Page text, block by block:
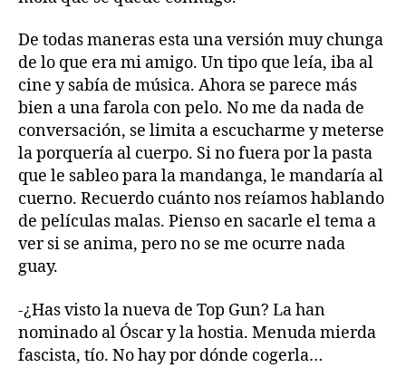
De todas maneras esta una versión muy chunga
de lo que era mi amigo. Un tipo que leía, iba al
cine y sabía de música. Ahora se parece más
bien a una farola con pelo. No me da nada de
conversación, se limita a escucharme y meterse
la porquería al cuerpo. Si no fuera por la pasta
que le sableo para la mandanga, le mandaría al
cuerno. Recuerdo cuánto nos reíamos hablando
de películas malas. Pienso en sacarle el tema a
ver si se anima, pero no se me ocurre nada
guay.
-¿Has visto la nueva de Top Gun? La han
nominado al Óscar y la hostia. Menuda mierda
fascista, tío. No hay por dónde cogerla…